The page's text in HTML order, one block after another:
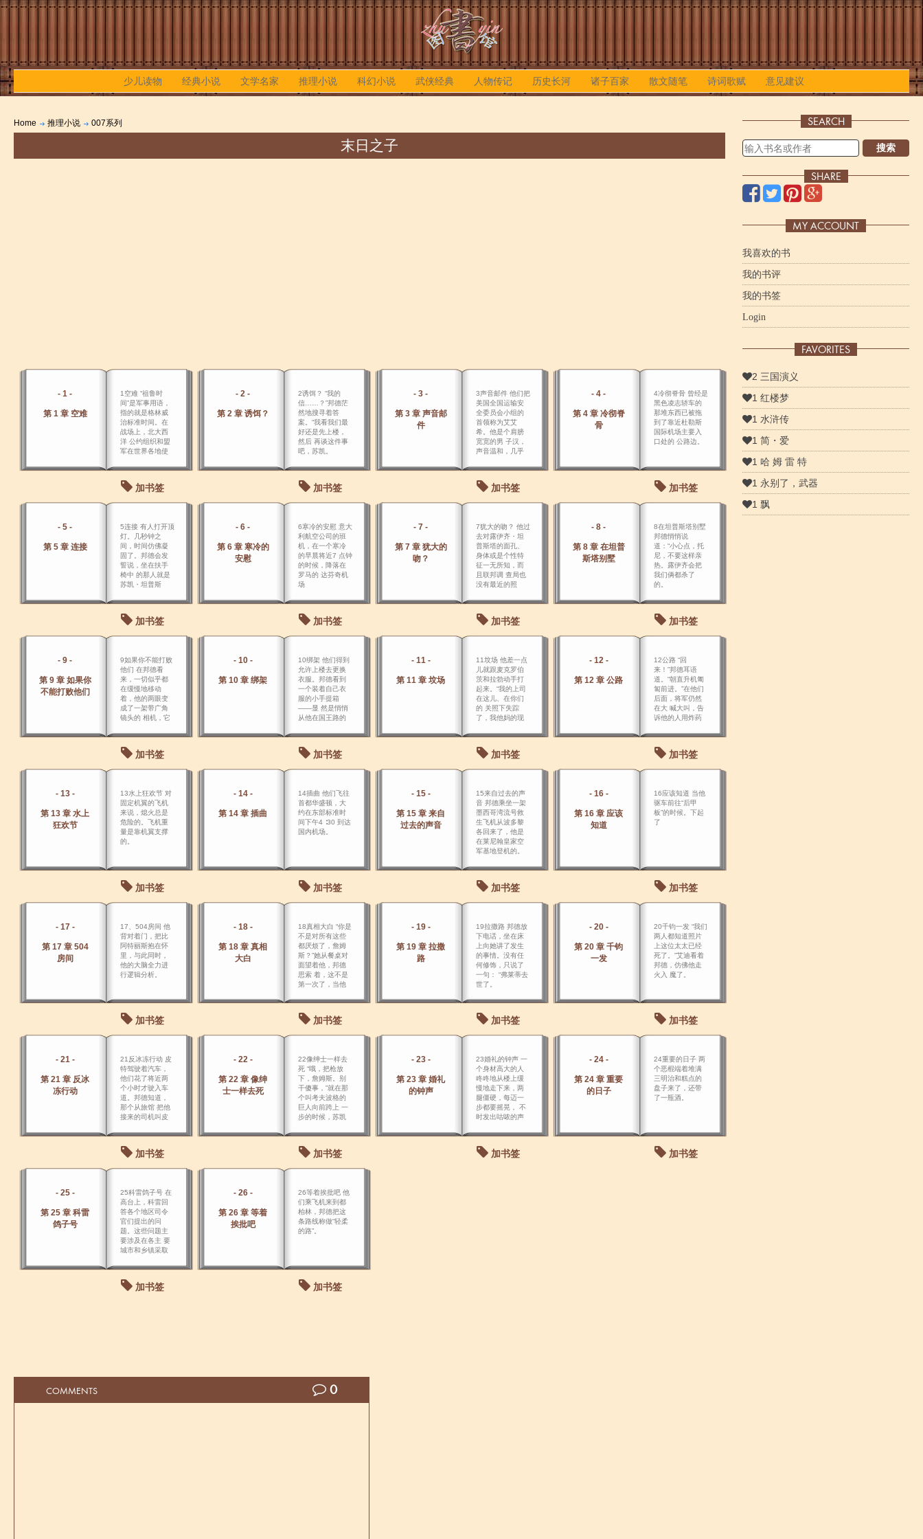
少儿读物 经典小说 文学名家 推理小说 科幻小说 武侠经典 人物传记 历史长河 诸子百家 散文随笔 诗词歌赋 意见建议
Home 推理小说 007系列
末日之子
- 1 -
第 1 章 空难
1空难 “祖鲁时
间”是军事用语，
指的就是格林威
治标准时间。在
战场上，北大西
洋 公约组织和盟
军在世界各地使
间，祖鲁时间不
考虑夏令时。
加书签
- 2 -
第 2 章 诱饵？
2诱饵？ “我的
信……？”邦德茫
然地搜寻着答
案。“我看我们最
好还是先上楼，
然后 再谈这件事
吧，苏凯。
加书签
- 3 -
第 3 章 声音邮
件
3声音邮件 他们把
美国全国运输安
全委员会小组的
首领称为艾艾
希。他是个肩膀
宽宽的男 子汉，
声音温和，几乎
加书签
- 4 -
第 4 章 冷彻脊
骨
4冷彻脊骨 曾经是
黑色凌志轿车的
那堆东西已被拖
到了靠近杜勒斯
国际机场主要入
口处的 公路边。
加书签
- 5 -
第 5 章 连接
5连接 有人打开顶
灯。几秒钟之
间，时间仿佛凝
固了。邦德会发
誓说，坐在扶手
椅中 的那人就是
苏凯・坦普斯
是幻觉和昏暗的
光线，使她融化
了，变换 了。
加书签
- 6 -
第 6 章 寒冷的
安慰
6寒冷的安慰 意大
利航空公司的班
机，在一个寒冷
的早晨将近7 点钟
的时候，降落在
罗马的 达芬奇机
场
加书签
- 7 -
第 7 章 犹大的
吻？
7犹大的吻？ 他过
去对露伊齐・坦
普斯塔的面孔、
身体或是个性特
征一无所知，而
且联邦调 查局也
没有最近的照
加书签
- 8 -
第 8 章 在坦普
斯塔别墅
8在坦普斯塔别墅
邦德悄悄说
道：“小心点，托
尼，不要这样亲
热。露伊齐会把
我们俩都杀了
的。
加书签
- 9 -
第 9 章 如果你
不能打败他们
9如果你不能打败
他们 在邦德看
来，一切似乎都
在缓慢地移动
着，他的两眼变
成了一架带广角
镜头的 相机，它
伊齐的枪口。
加书签
- 10 -
第 10 章 绑架
10绑架 他们得到
允许上楼去更换
衣服。邦德看到
一个装着自己衣
服的小手提箱
――显 然是悄悄
从他在国王路的
――已经被带到
这儿了，可能是M
带的。加书签
- 11 -
第 11 章 坟场
11坟场 他差一点
儿就跟麦克罗伯
茨和拉勃动手打
起来。“我的上司
在这儿、在你们
的 关照下失踪
了，我他妈的现
加书签
- 12 -
第 12 章 公路
12公路 “回
来！”邦德耳语
道。“朝直升机匍
匐前进。”在他们
后面，将军仍然
在大 喊大叫，告
诉他的人用炸药
加书签
- 13 -
第 13 章 水上
狂欢节
13水上狂欢节 对
固定机翼的飞机
来说，熄火总是
危险的。飞机重
量是靠机翼支撑
的。
加书签
- 14 -
第 14 章 插曲
14插曲 他们飞往
首都华盛顿，大
约在东部标准时
间下午4 ∶30 到达
国内机场。
加书签
- 15 -
第 15 章 来自
过去的声音
15来自过去的声
音 邦德乘坐一架
墨西哥湾流号救
生飞机从波多黎
各回来了，他是
在莱尼翰皇家空
军基地登机的。
加书签
- 16 -
第 16 章 应该
知道
16应该知道 当他
驱车前往“后甲
板”的时候。下起
了
加书签
- 17 -
第 17 章 504
房间
17、504房间 他
背对着门，把比
阿特丽斯抱在怀
里，与此同时，
他的大脑全力进
行逻辑分析。
加书签
- 18 -
第 18 章 真相
大白
18真相大白 “你是
不是对所有这些
都厌烦了，詹姆
斯？”她从餐桌对
面望着他，邦德
思索 着，这不是
第一次了，当他
次任务后，他离
开了她，也许这
是他犯 下的一个
加书签
- 19 -
第 19 章 拉撒
路
19拉撒路 邦德放
下电话，坐在床
上向她讲了发生
的事情。没有任
何修饰，只说了
一句： “弗莱蒂去
世了。
加书签
- 20 -
第 20 章 千钧
一发
20千钧一发 “我们
两人都知道照片
上这位太太已经
死了。”艾迪看着
邦德，仿佛他走
火入 魔了。
加书签
- 21 -
第 21 章 反冰
冻行动
21反冰冻行动 皮
特驾驶着汽车，
他们花了将近两
个小时才驶入车
道。邦德知道，
那个从旅馆 把他
接来的司机叫皮
加书签
- 22 -
第 22 章 像绅
士一样去死
22像绅士一样去
死 “哦，把枪放
下，詹姆斯。别
干傻事，”就在那
个叫考夫波格的
巨人向前跨上 一
步的时候，苏凯
加书签
- 23 -
第 23 章 婚礼
的钟声
23婚礼的钟声 一
个身材高大的人
咚咚地从楼上缓
慢地走下来，两
腿僵硬，每迈一
步都要摇晃， 不
时发出咕哝的声
加书签
- 24 -
第 24 章 重要
的日子
24重要的日子 两
个恶棍端着堆满
三明治和糕点的
盘子来了，还带
了一瓶酒。
加书签
- 25 -
第 25 章 科雷
鸽子号
25科雷鸽子号 在
高台上，科雷回
答各个地区司令
官们提出的问
题。这些问题主
要涉及在各主 要
城市和乡镇采取
变常见的细节问
题――占领广播
电台和电视台，
加书签
- 26 -
第 26 章 等着
挨批吧
26等着挨批吧 他
们乘飞机来到都
柏林，邦德把这
条路线称做“轻柔
的路”。
加书签
COMMENTS 0
SEARCH
搜索
SHARE
MY ACCOUNT
我喜欢的书
我的书评
我的书签
Login
FAVORITES
2 三国演义
1 红楼梦
1 水浒传
1 简・爱
1 哈 姆 雷 特
1 永别了，武器
1 飘